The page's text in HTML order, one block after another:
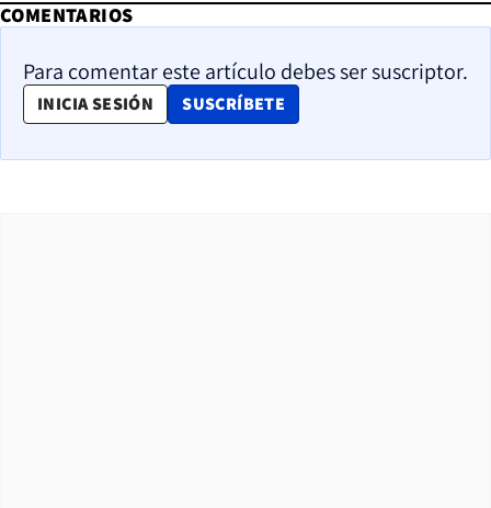
COMENTARIOS
Para comentar este artículo debes ser suscriptor.
INICIA SESIÓN SUSCRÍBETE
OPENS IN NEW WINDOW